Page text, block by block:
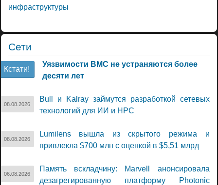
инфраструктуры
Сети
Кстати!
Уязвимости BMC не устраняются более
десяти лет
08.08.2026
Bull и Kalray займутся разработкой сетевых
технологий для ИИ и НРС
08.08.2026
Lumilens вышла из скрытого режима и
привлекла $700 млн с оценкой в $5,51 млрд
06.08.2026
Память вскладчину: Marvell анонсировала
дезагрегированную платформу Photonic